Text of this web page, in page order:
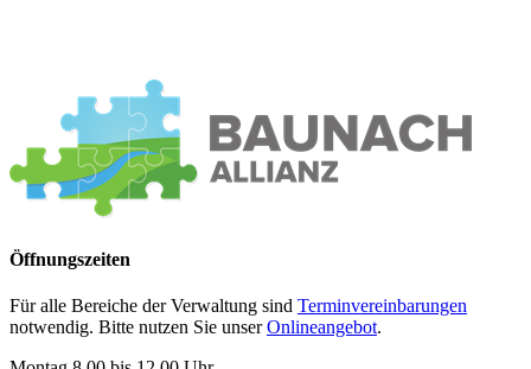
Öffnungszeiten
Für alle Bereiche der Verwaltung sind Terminvereinbarungen
notwendig. Bitte nutzen Sie unserOnlineangebot.